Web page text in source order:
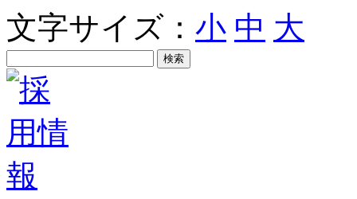
文字サイズ： 小 中 大